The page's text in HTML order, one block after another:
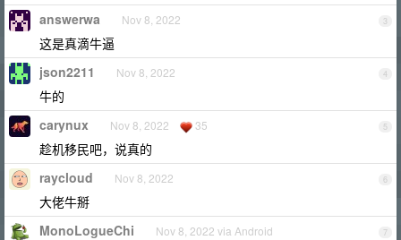
3
answerwa Nov 8, 2022
这是真滴牛逼
4
json2211 Nov 8, 2022
牛的
5
carynux Nov 8, 2022 35
趁机移民吧，说真的
6
raycloud Nov 8, 2022
大佬牛掰
7
MonoLogueChi Nov 8, 2022 via Android